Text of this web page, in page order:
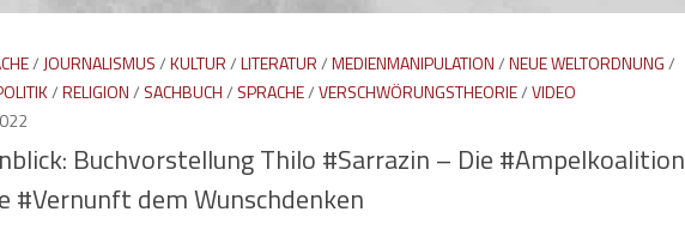
/ JOURNALISMUS/KULTUR/LITERATUR/MEDIENMANIPULATION/NEUE WELTORDNUNG/
/RELIGION/ SACHBUCH/ SPRACHE/VERSCHWÖRUNGSTHEORIE/VIDEO
Buchvorstellung Thilo #Sarrazin – Die #Ampelkoalition
#Vernunft dem Wunschdenken